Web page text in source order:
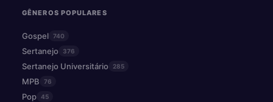
GÊNEROS POPULARES
Gospel 740
Sertanejo 376
Sertanejo Universitário 285
MPB 76
Pop 45